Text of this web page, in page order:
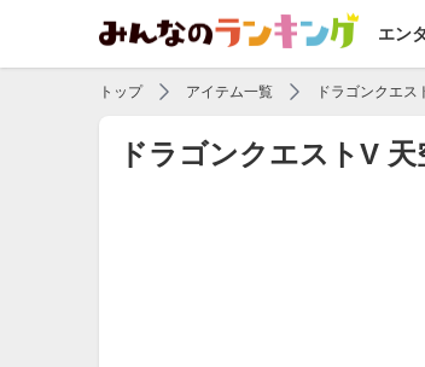
エン
トップ アイテム一覧 ドラゴンクエス
ドラゴンクエストV